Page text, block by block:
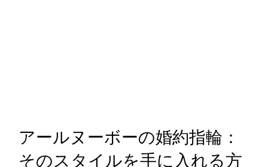
アールヌーボーの婚約指輪：
そのスタイルを手に入れる方